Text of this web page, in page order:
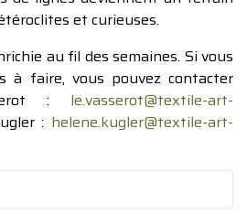
et curieuses.
au fil des semaines. Si vous
à faire, vous pouvez contacter
: le.vasserot@textile-art-
: helene.kugler@textile-art-